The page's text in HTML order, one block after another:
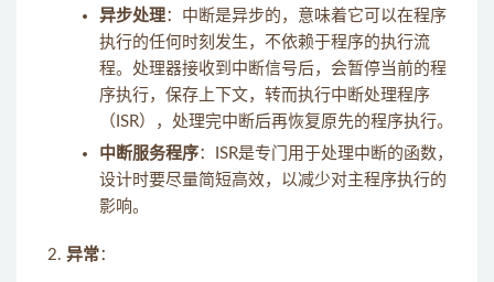
异步处理：中断是异步的，意味着它可以在程序
执行的任何时刻发生，不依赖于程序的执行流
程。处理器接收到中断信号后，会暂停当前的程
序执行，保存上下文，转而执行中断处理程序
（ISR），处理完中断后再恢复原先的程序执行。
中断服务程序：ISR是专门用于处理中断的函数，
设计时要尽量简短高效，以减少对主程序执行的
影响。
异常：